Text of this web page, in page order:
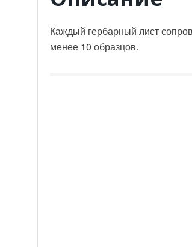
Каждый гербарный лист
менее 10 образцов.